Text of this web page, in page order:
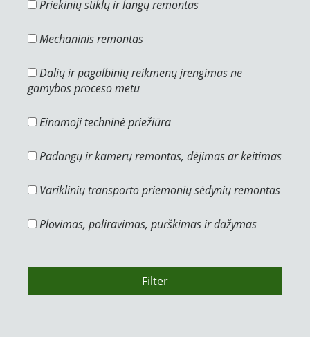
Priekinių stiklų ir langų remontas
Mechaninis remontas
Dalių ir pagalbinių reikmenų įrengimas ne
gamybos proceso metu
Einamoji techninė priežiūra
Padangų ir kamerų remontas, dėjimas ar keitimas
Variklinių transporto priemonių sėdynių remontas
Plovimas, poliravimas, purškimas ir dažymas
Filter